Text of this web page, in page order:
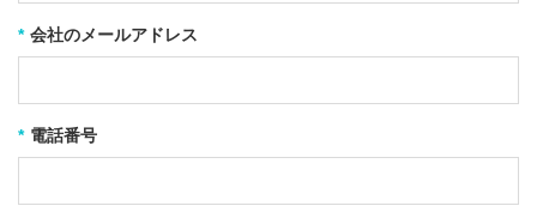
* 会社のメールアドレス
* 電話番号